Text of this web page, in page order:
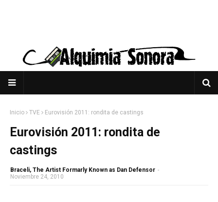
Inicio TVE Eurovisión 2011: rondita de castings
Eurovisión 2011: rondita de
castings
Braceli, The Artist Formarly Known as Dan Defensor -
Noviembre 24, 2010